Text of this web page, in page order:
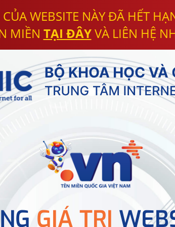
WEBSITE NÀY ĐÃ HẾT
MIỀN TẠI ĐÂYVÀ LIÊN HỆ
GIÁ TRỊ